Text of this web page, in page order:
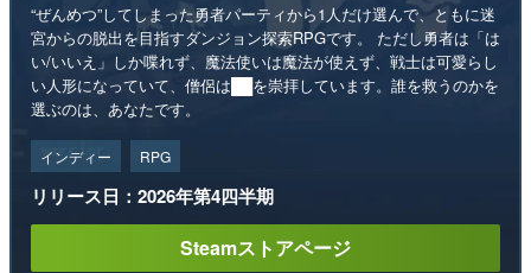
“ぜんめつ”してしまった勇者パーティから1人だけ選んで、ともに迷
宮からの脱出を目指すダンジョン探索RPGです。 ただし勇者は「は
い/いいえ」しか喋れず、魔法使いは魔法が使えず、戦士は可愛らし
い人形になっていて、僧侶は██を崇拝しています。誰を救うのかを
選ぶのは、あなたです。
インディー RPG
リリース日：2026年第4四半期
Steamストアページ